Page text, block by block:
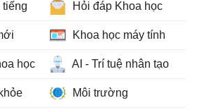
Hỏi đáp Khoa học
Khoa học máy tính
học AI - Trí tuệ nhân tạo
Môi trường